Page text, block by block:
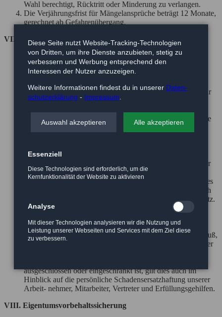
Wahl berechtigt, Rücktritt oder Minderung zu verlangen.
Die Verjährungsfrist für Mängelansprüche beträgt 12 Monate,
gerechnet ab Gefahrenübergang.
VII. Gesamthaftung
Schadensersatzansprüche sind unabhängig von der Art der
Pflichtverletzung, einschließlich unerlaubter Handlungen,
ausgeschlossen, soweit nicht vorsätzliches oder grob
Bei Verletzung wesentlicher Vertragspflichten haften wir für
jede Fahrlässigkeit, jedoch nur bis zur Höhe des
Warenwertes. Ansprüche auf entgangenen Gewinn, ersparte
Aufwendungen, Ansprüche aus Schadensersatzansprüchen
Soweit unsere Haftung ausgeschlossen oder beschränkt ist,
gilt dies auch für unsere Arbeitnehmer, Mitarbeiter, Vertreter
und Erfüllungsgehilfen.
Die Haftung wegen schuldhafter Verletzung des Lebens, des
Körpers oder der Gesundheit bleibt unberührt; dies gilt auch
für die zwingende Haftung nach dem Produkthaftungsgesetz.
Eine weitergehende Haftung auf Schadenersatz ist - ohne
Anspruchs - ausgeschlossen. Dies gilt insbesondere für
Schadensersatzansprüche aus Verschulden bei Vertragsschluß,
wegen sonstiger Pflichtverletzungen oder wegen deliktischer
ausgeschlossen oder eingeschränkt ist, gilt dies auch im
Hinblick auf die persönliche Schadensersatzhaftung unserer
Arbeit- nehmer, Mitarbeiter, Vertreter und Erfüllungsgehilfen.
VIII. Eigentumsvorbehaltssicherung
Diese Seite nutzt Website-Tracking-Technologien
von Dritten, um ihre Dienste anzubieten, stetig zu
verbessern und Werbung entsprechend den
Interessen der Nutzer anzuzeigen.
Weitere Informationen findest du in unserer Daten­
schutz­erklärung - Impressum
Auswahl akzeptieren Alle akzeptieren
Essenziell
Diese Technologien sind erforderlich, um die
Kernfunktionalität der Website zu aktivieren
Analyse
Mit dieser Technologien analysieren wir die Nutzung und
Leistung unserer Webseiten und Services mit dem Ziel diese
zu verbessern.